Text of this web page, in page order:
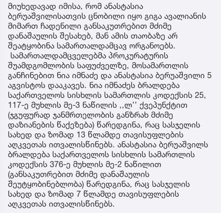
მიუხედავად იმისა, რომ ანასტასია
ბერუაშვილისათვის ცნობილი იყო გიგა ავალიანის
მიმართ ჩადენილი განსაკუთრებით მძიმე
დანაშაულის შესახებ, მან ამის თაობაზე არ
შეატყობინა სამართალდამცავ ორგანოებს.
სამართალდამცველებმა პროკურატურის
შუამდგომლობის საფუძველზე, მოსამართლის
განჩინებით ნია იმნაძე და ანასტასია ბერუაშვილი 5
აგვისტოს დააკავეს. ნია იმნაძეს ბრალდება
საქართველოს სისხლის სამართლის კოდექსის 25,
117-ე მუხლის მე-3 ნაწილის ,,ლ’’ ქვეპუნქტით
(ჯგუფურად ჯანმრთელობის განზრახ მძიმე
დაზიანების წაქეზება) წარედგინა, რაც სასჯელის
სახედ და ზომად 13 წლამდე თავისუფლების
აღკვეთას ითვალისწინებს. ანასტასია ბერუაშვილს
ბრალდება საქართველოს სისხლის სამართლის
კოდექსის 376-ე მუხლის მე-2 ნაწილით
(განსაკუთრებით მძიმე დანაშაულის
შეუტყობინებლობა) წარედგინა, რაც სასჯელის
სახედ და ზომად 7 წლამდე თავისუფლების
აღკვეთას ითვალისწინებს.